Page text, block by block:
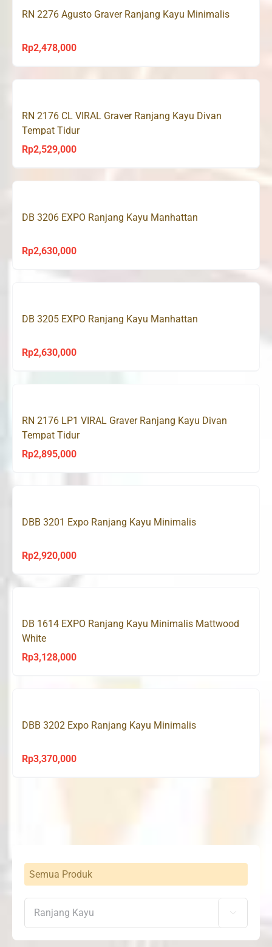
Rp1,685,000
RN 2276 Agusto Graver Ranjang Kayu Minimalis
Rp2,478,000
RN 2176 CL VIRAL Graver Ranjang Kayu Divan
Tempat Tidur
Rp2,529,000
DB 3206 EXPO Ranjang Kayu Manhattan
Rp2,630,000
DB 3205 EXPO Ranjang Kayu Manhattan
Rp2,630,000
RN 2176 LP1 VIRAL Graver Ranjang Kayu Divan
Tempat Tidur
Rp2,895,000
DBB 3201 Expo Ranjang Kayu Minimalis
Rp2,920,000
DB 1614 EXPO Ranjang Kayu Minimalis Mattwood
White
Rp3,128,000
DBB 3202 Expo Ranjang Kayu Minimalis
Rp3,370,000
Semua Produk
